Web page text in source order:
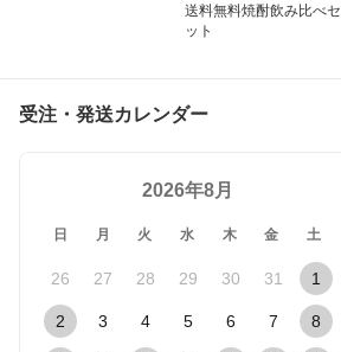
送料無料焼酎飲み比べセ
ット
受注・発送カレンダー
2026年8月
日 月 火 水 木 金 土
26 27 28 29 30 31 1
2 3 4 5 6 7 8